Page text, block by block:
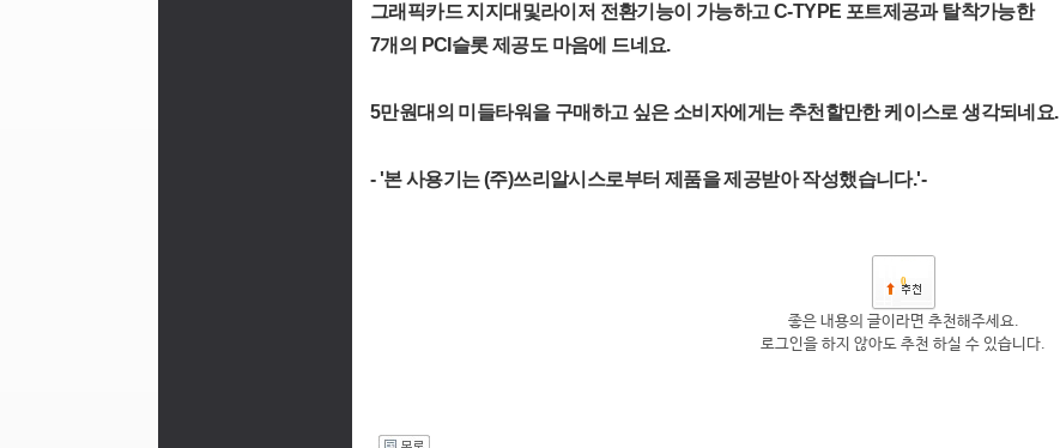
그래픽카드 지지대및라이저 전환기능이 가능하고 C-TYPE 포트제공과 탈착가능한
7개의 PCI슬롯 제공도 마음에 드네요.
5만원대의 미들타워을 구매하고 싶은 소비자에게는 추천할만한 케이스로 생각되네요.
- '본 사용기는 (주)쓰리알시스로부터 제품을 제공받아 작성했습니다.'-
0
좋은 내용의 글이라면 추천해주세요.
로그인을 하지 않아도 추천 하실 수 있습니다.